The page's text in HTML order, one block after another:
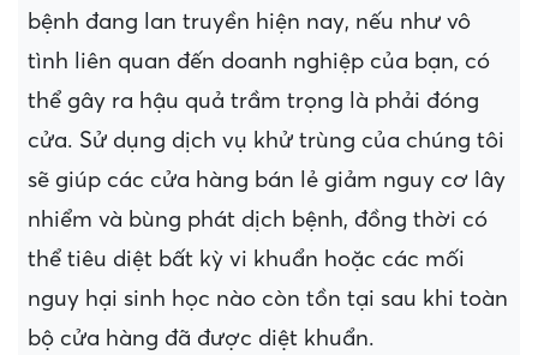
bệnh đang lan truyền hiện nay, nếu như vô
tình liên quan đến doanh nghiệp của bạn, có
thể gây ra hậu quả trầm trọng là phải đóng
cửa. Sử dụng dịch vụ khử trùng của chúng tôi
sẽ giúp các cửa hàng bán lẻ giảm nguy cơ lây
nhiểm và bùng phát dịch bệnh, đồng thời có
thể tiêu diệt bất kỳ vi khuẩn hoặc các mối
nguy hại sinh học nào còn tồn tại sau khi toàn
bộ cửa hàng đã được diệt khuẩn.